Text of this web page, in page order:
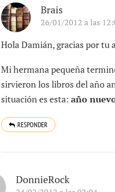
Brais
26/01/2012 a las
Hola Damián, gracias por tu
Mi hermana pequeña
sirvieron los libros del año
situación es esta: año
RESPONDER
DonnieRock